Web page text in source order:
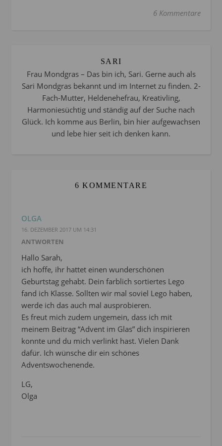
6 Kommentare
SARI
Frau Mondgras – Das bin ich, Sari. Gerne auch als
Sari Mondgras bekannt und im Internet zu finden. 2-
Fach-Mutter, Heldenehefrau, Kreativling,
Harmoniesüchtig und ständig auf der Suche nach
Glück. Ich komme aus Berlin, bin hier aufgewachsen
und lebe hier seit ich denken kann.
6 KOMMENTARE
OLGA
16. DEZEMBER 2017 UM 14:31
ANTWORTEN
Hallo Sarah,
ich hoffe, ihr hattet einen wunderschönen
Geburtstag gehabt. Dein farblich sortiertes Lego
fand ich Klasse. Sollten wir mal soviel Lego haben,
werde ich das auch mal ausprobieren.
Es freut mich zudem ungemein, dass ich mit
meinem Beitrag “Advent im Glas” dich inspirieren
konnte und du mich verlinkt hast. Vielen Dank
dafür. Ich wünsche dir ein schönes
Adventswochenende.
LG,
Olga